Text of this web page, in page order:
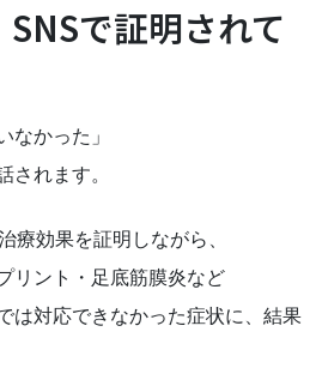
で証明されて
なかった」
されます。
療効果を証明しながら、
リント・足底筋膜炎など
は対応できなかった症状に、結果